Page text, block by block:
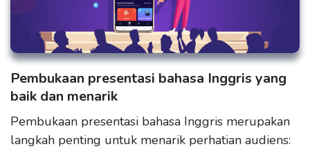
Pembukaan presentasi bahasa Inggris yang
baik dan menarik
Pembukaan presentasi bahasa Inggris merupakan
langkah penting untuk menarik perhatian audiens: